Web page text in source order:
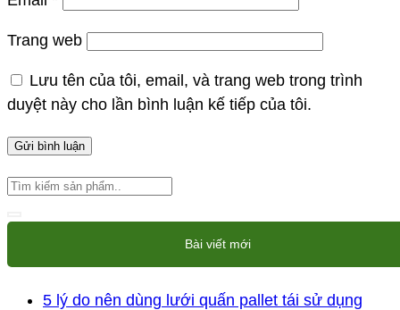
Trang web
Lưu tên của tôi, email, và trang web trong trình
duyệt này cho lần bình luận kế tiếp của tôi.
Bài viết mới
5 lý do nên dùng lưới quấn pallet tái sử dụng